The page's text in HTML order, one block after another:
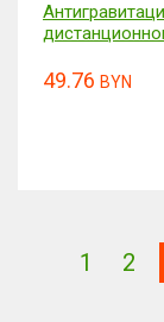
49.76 BYN
1
2